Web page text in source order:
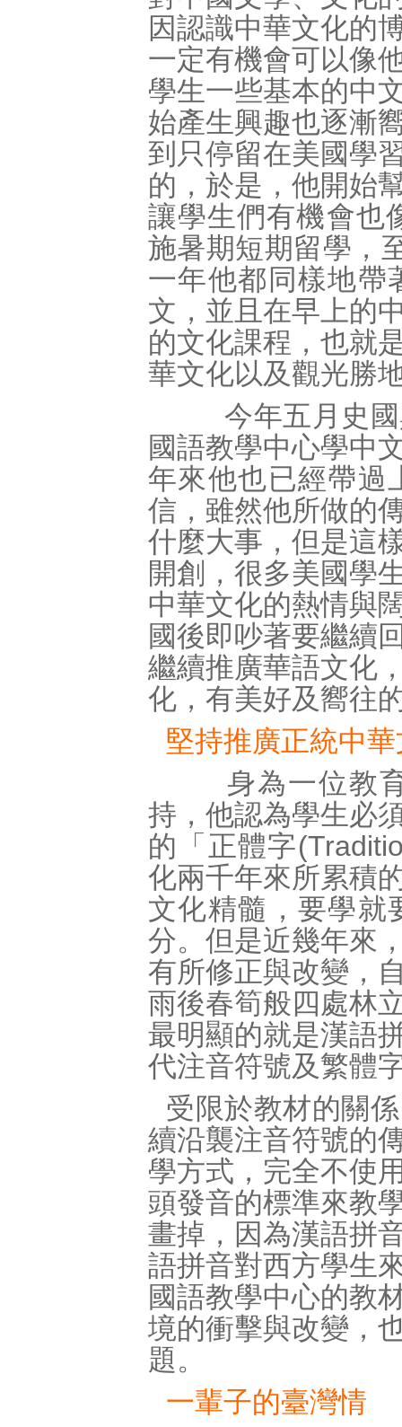
因認識中華文化的
一定有機會可以像
學生一些基本的中
始產生興趣也逐漸
到只停留在美國學
的，於是，他開始
讓學生們有機會也
施暑期短期留學，
一年他都同樣地帶
文，並且在早上的
的文化課程，也就
華文化以及觀光勝
今年五月史國
國語教學中心學中
年來他也已經帶過
信，雖然他所做的
什麼大事，但是這
開創，很多美國學
中華文化的熱情與
國後即吵著要繼續
繼續推廣華語文化
化，有美好及嚮往
堅持推廣正統中
身為一位教育
持，他認為學生必
的「正體字
化兩千年來所累積
文化精髓，要學就
分。但是近幾年來
有所修正與改變，
雨後春筍般四處林
最明顯的就是漢語
代注音符號及繁體
受限於教材的關
續沿襲注音符號的
學方式，完全不使
頭發音的標準來教
畫掉，因為漢語拼
語拼音對西方學生
國語教學中心的教
境的衝擊與改變，
題。
一輩子的臺灣情